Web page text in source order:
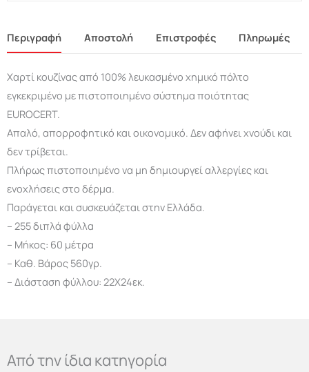
Περιγραφή Αποστολή Επιστροφές Πληρωμές
Χαρτί κουζίνας από 100% λευκασμένο χημικό πόλτο
εγκεκριμένο με πιστοποιημένο σύστημα ποιότητας
EUROCERT.
Απαλό, απορροφητικό και οικονομικό. Δεν αφήνει χνούδι και
δεν τρίβεται.
Πλήρως πιστοποιημένο να μη δημιουργεί αλλεργίες και
ενοχλήσεις στο δέρμα.
Παράγεται και συσκευάζεται στην Ελλάδα.
– 255 διπλά φύλλα
– Μήκος: 60 μέτρα
– Καθ. Βάρος 560γρ.
– Διάσταση φύλλου: 22Χ24εκ.
Από την ίδια κατηγορία